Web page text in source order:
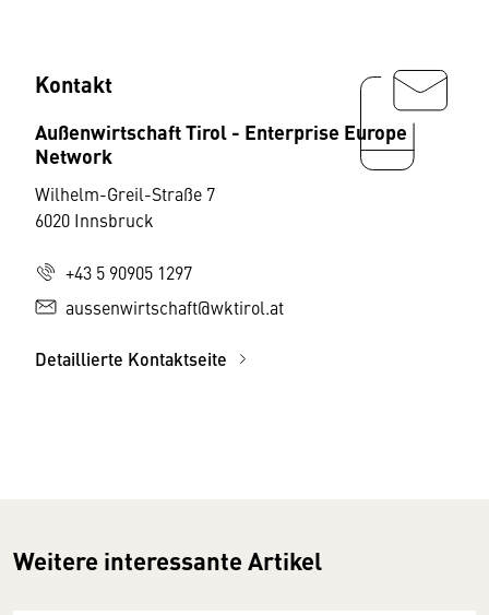
Kontakt
Außenwirtschaft Tirol - Enterprise Europe
Network
Wilhelm-Greil-Straße 7
6020 Innsbruck
+43 5 90905 1297
aussenwirtschaft@wktirol.at
Detaillierte Kontaktseite
Weitere interessante Artikel